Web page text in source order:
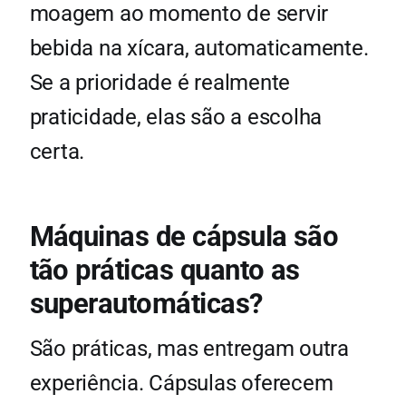
moagem ao momento de servir
bebida na xícara, automaticamente.
Se a prioridade é realmente
praticidade, elas são a escolha
certa.
Máquinas de cápsula são
tão práticas quanto as
superautomáticas?
São práticas, mas entregam outra
experiência. Cápsulas oferecem